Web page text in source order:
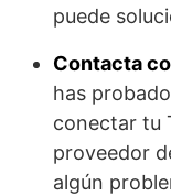
puede
Contacta
has
conectar tu
proveedor
algún